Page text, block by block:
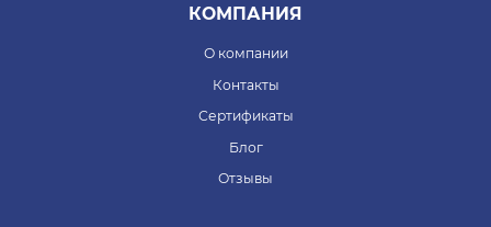
КОМПАНИЯ
О компании
Контакты
Сертификаты
Блог
Отзывы